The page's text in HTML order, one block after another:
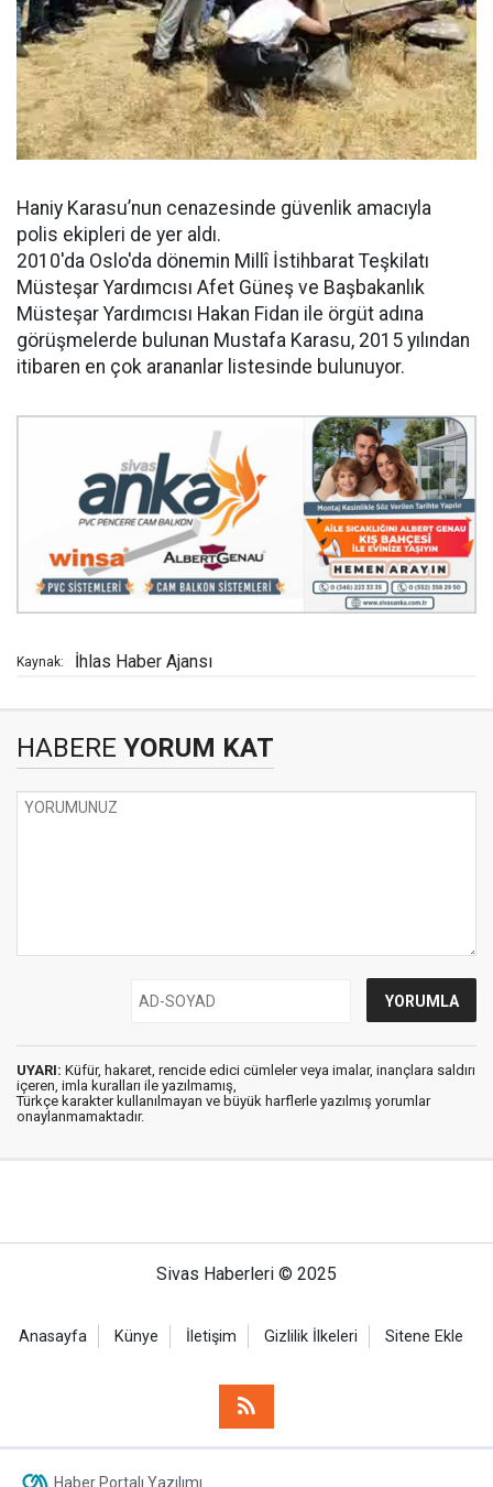
Haniy Karasu’nun cenazesinde güvenlik amacıyla
polis ekipleri de yer aldı.
2010'da Oslo'da dönemin Millî İstihbarat Teşkilatı
Müsteşar Yardımcısı Afet Güneş ve Başbakanlık
Müsteşar Yardımcısı Hakan Fidan ile örgüt adına
görüşmelerde bulunan Mustafa Karasu, 2015 yılından
itibaren en çok arananlar listesinde bulunuyor.
Kaynak: İhlas Haber Ajansı
HABERE YORUM KAT
UYARI: Küfür, hakaret, rencide edici cümleler veya imalar, inançlara saldırı
içeren, imla kuralları ile yazılmamış,
Türkçe karakter kullanılmayan ve büyük harflerle yazılmış yorumlar
onaylanmamaktadır.
Sivas Haberleri © 2025
Anasayfa Künye İletişim Gizlilik İlkeleri Sitene Ekle
Haber Portalı Yazılımı